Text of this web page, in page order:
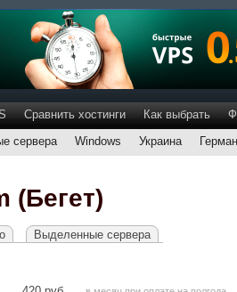
Сравнить хостинги Как выбрать
сервера Windows Украина
(Бегет)
Выделенные сервера